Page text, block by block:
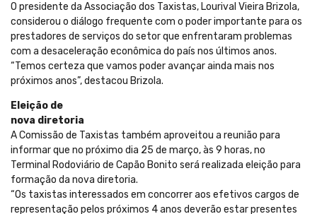
O presidente da Associação dos Taxistas, Lourival Vieira Brizola,
considerou o diálogo frequente com o poder importante para os
prestadores de serviços do setor que enfrentaram problemas
com a desaceleração econômica do país nos últimos anos.
“Temos certeza que vamos poder avançar ainda mais nos
próximos anos”, destacou Brizola.
Eleição de
nova diretoria
A Comissão de Taxistas também aproveitou a reunião para
informar que no próximo dia 25 de março, às 9 horas, no
Terminal Rodoviário de Capão Bonito será realizada eleição para
formação da nova diretoria.
“Os taxistas interessados em concorrer aos efetivos cargos de
representação pelos próximos 4 anos deverão estar presentes